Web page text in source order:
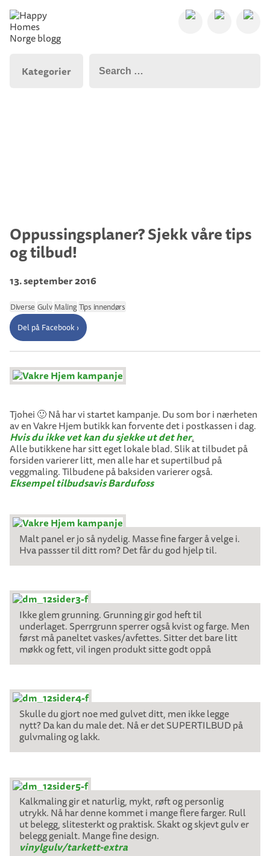
Kategorier
Oppussingsplaner? Sjekk våre tips
og tilbud!
13. september 2016
Diverse Gulv MalingTips innendørs
Del på Facebook ›
Tjohei 🙂 Nå har vi startet kampanje. Du som bor i nærheten
av en Vakre Hjem butikk kan forvente det i postkassen i dag.
Hvis du ikke vet kan du sjekke ut det her.
Alle butikkene har sitt eget lokale blad.Slik at tilbudet på
forsiden varierer litt, men alle har et supertilbud på
veggmaling. Tilbudene på baksiden varierer også.
Eksempel tilbudsavis Bardufoss
Malt panel er jo så nydelig. Masse fine farger å velge i.
Hva passser til ditt rom? Det får du god hjelp til.
Ikke glem grunning. Grunning gir god heft til
underlaget. Sperrgrunn sperrer også kvist og farge. Men
først må paneltet vaskes/avfettes. Sitter det bare litt
møkk og fett, vil ingen produkt sitte godt oppå
Skulle du gjort noe med gulvet ditt, men ikke legge
nytt? Da kan du male det. Nå er det SUPERTILBUD på
gulvmaling og lakk.
Kalkmaling gir et naturlig, mykt, røft og personlig
utrykk. Nå har denne kommet i mange flere farger. Rull
ut belegg, slitesterkt og praktisk. Skakt og skjevt gulv er
belegg genialt. Mange fine design.
vinylgulv/tarkett-extra